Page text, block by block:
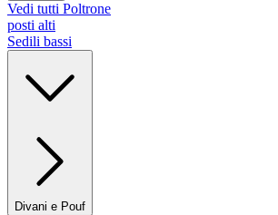
Vedi tutti Poltrone
posti alti
Sedili bassi
Divani e Pouf